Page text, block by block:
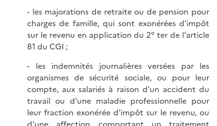
- les majorations de retraite ou de pension pour
charges de famille, qui sont exonérées d'impôt
sur le revenu en application du 2° ter de l'article
81 du CGI ;
- les indemnités journalières versées par les
organismes de sécurité sociale, ou pour leur
compte, aux salariés à raison d'un accident du
travail ou d'une maladie professionnelle pour
leur fraction exonérée d'impôt sur le revenu, ou